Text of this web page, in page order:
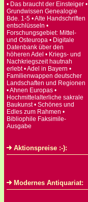
• Das braucht der Einsteiger •
Grundwissen Genealogie
Bde. 1-5 • Alte Handschriften
entschlüsseln •
Forschungsgebiet: Mittel-
und Osteuropa • Digitale
Datenbank über den
höheren Adel • Kriegs- und
Nachkriegszeit hautnah
erlebt • Adel in Bayern •
Familienwappen deutscher
Landschaften und Regionen
• Ahnen Europas •
Hochmittelalterliche sakrale
Baukunst • Schönes und
Edles zum Rahmen •
Bibliophile Faksimile-
Ausgabe
Aktionspreise :-):
Modernes Antiquariat: